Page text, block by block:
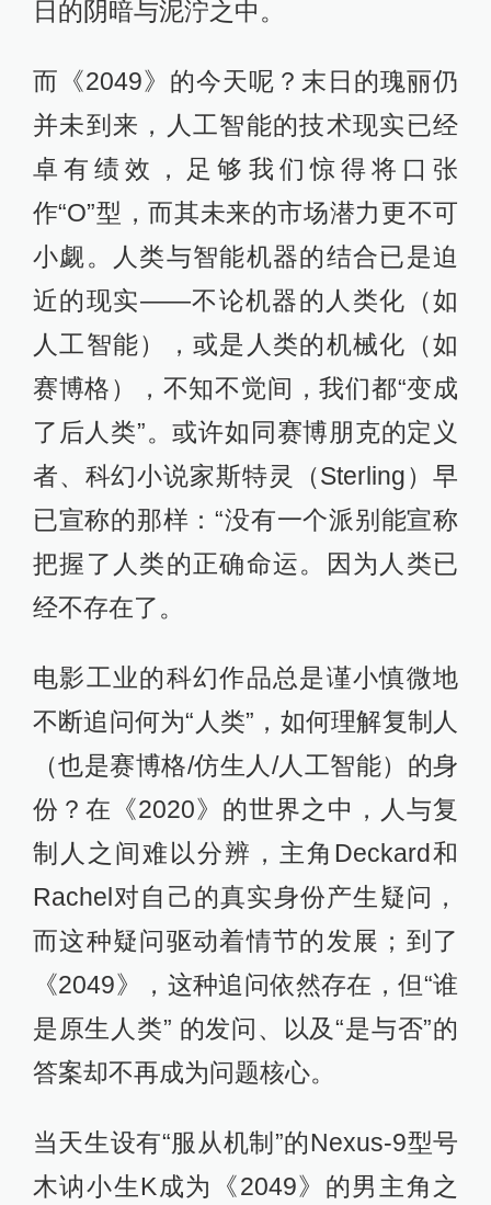
日的阴暗与泥泞之中。
而《2049》的今天呢？末日的瑰丽仍
并未到来，人工智能的技术现实已经
卓有绩效，足够我们惊得将口张
作“O”型，而其未来的市场潜力更不可
小觑。人类与智能机器的结合已是迫
近的现实——不论机器的人类化（如
人工智能），或是人类的机械化（如
赛博格），不知不觉间，我们都“变成
了后人类”。或许如同赛博朋克的定义
者、科幻小说家斯特灵（Sterling）早
已宣称的那样：“没有一个派别能宣称
把握了人类的正确命运。因为人类已
经不存在了。
电影工业的科幻作品总是谨小慎微地
不断追问何为“人类”，如何理解复制人
（也是赛博格/仿生人/人工智能）的身
份？在《2020》的世界之中，人与复
制人之间难以分辨，主角Deckard和
Rachel对自己的真实身份产生疑问，
而这种疑问驱动着情节的发展；到了
《2049》，这种追问依然存在，但“谁
是原生人类” 的发问、以及“是与否”的
答案却不再成为问题核心。
当天生设有“服从机制”的Nexus-9型号
木讷小生K成为《2049》的男主角之